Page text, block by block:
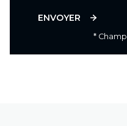
ENVOYER
*